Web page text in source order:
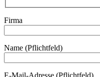
Firma
Name (Pflichtfeld)
E-Mail-Adresse (Pflichtfeld)